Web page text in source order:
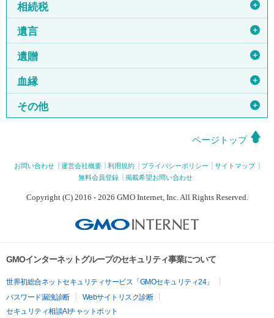
相続税 ＋
遺言 ＋
遺贈 ＋
血縁 ＋
その他 ＋
ページトップ
お問い合わせ 運営会社概要 利用規約 プライバシーポリシー
サイトマップ
無料会員登録
掲載希望お問い合わせ
Copyright (C) 2016 - 2026 GMO Internet, Inc. All Rights Reserved.
GMOインターネットグループのセキュリティ事業について
世界初総合ネットセキュリティサービス「GMOセキュリティ24」
パスワード漏洩診断
Webサイトリスク診断
セキュリティ相談AIチャットボット